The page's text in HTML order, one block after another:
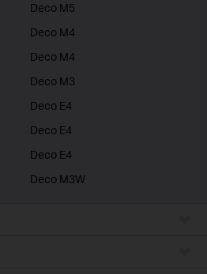
Deco M5
Deco M4
Deco M4
Deco M3
Deco E4
Deco E4
Deco E4
Deco M3W